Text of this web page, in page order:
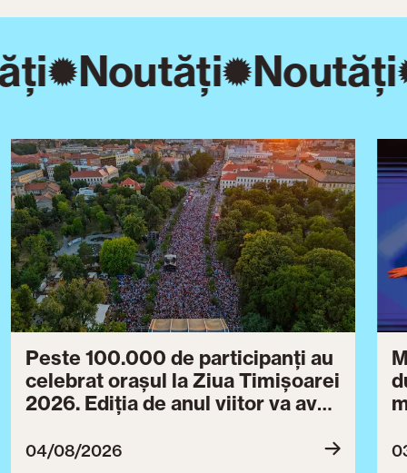
Noutăți Noutăți
Peste 100.000 de participanți au
celebrat orașul la Ziua Timișoarei
2026. Ediția de anul viitor va avea
04/08/2026